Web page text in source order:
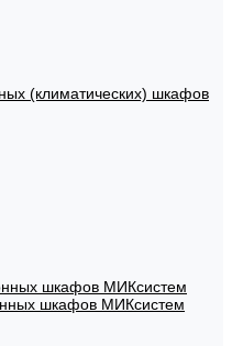
(климатических) шкафов
шкафов МИКсистем
шкафов МИКсистем